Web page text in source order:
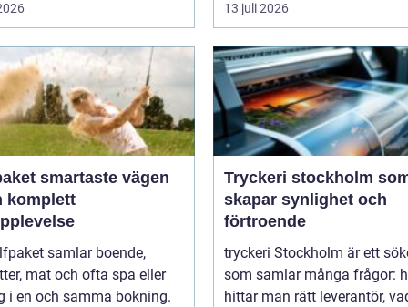
13 juli 2026
vägen
komplett
samlar boende,
mat och ofta spa eller
i en och samma bokning.
Tryckeri stockholm
skapar synlighet och
förtroende
tryckeri Stockholm är ett
som samlar många frågor:
hittar man rätt leverantör,